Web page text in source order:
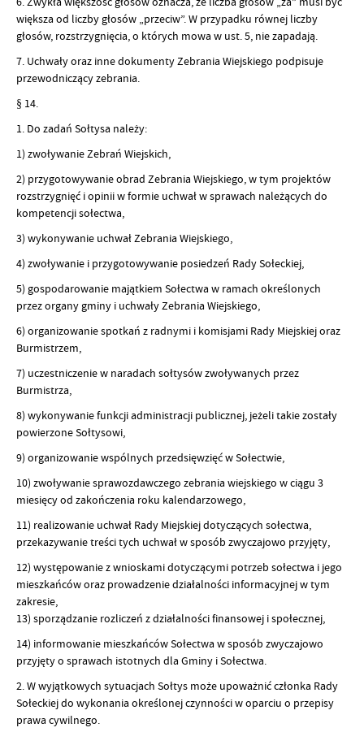
większa od liczby głosów „przeciw”. W przypadku równej liczby
głosów, rozstrzygnięcia, o których mowa w ust. 5, nie zapadają.
7. Uchwały oraz inne dokumenty Zebrania Wiejskiego podpisuje
przewodniczący zebrania.
§ 14.
1. Do zadań Sołtysa należy:
1) zwoływanie Zebrań Wiejskich,
2) przygotowywanie obrad Zebrania Wiejskiego, w tym projektów
rozstrzygnięć i opinii w formie uchwał w sprawach należących do
kompetencji sołectwa,
3) wykonywanie uchwał Zebrania Wiejskiego,
4) zwoływanie i przygotowywanie posiedzeń Rady Sołeckiej,
5) gospodarowanie majątkiem Sołectwa w ramach określonych
przez organy gminy i uchwały Zebrania Wiejskiego,
6) organizowanie spotkań z radnymi i komisjami Rady Miejskiej oraz
Burmistrzem,
7) uczestniczenie w naradach sołtysów zwoływanych przez
Burmistrza,
8) wykonywanie funkcji administracji publicznej, jeżeli takie zostały
powierzone Sołtysowi,
9) organizowanie wspólnych przedsięwzięć w Sołectwie,
10) zwoływanie sprawozdawczego zebrania wiejskiego w ciągu 3
miesięcy od zakończenia roku kalendarzowego,
11) realizowanie uchwał Rady Miejskiej dotyczących sołectwa,
przekazywanie treści tych uchwał w sposób zwyczajowo przyjęty,
12) występowanie z wnioskami dotyczącymi potrzeb sołectwa i jego
mieszkańców oraz prowadzenie działalności informacyjnej w tym
zakresie,
13) sporządzanie rozliczeń z działalności finansowej i społecznej,
14) informowanie mieszkańców Sołectwa w sposób zwyczajowo
przyjęty o sprawach istotnych dla Gminy i Sołectwa.
2. W wyjątkowych sytuacjach Sołtys może upoważnić członka Rady
Sołeckiej do wykonania określonej czynności w oparciu o przepisy
prawa cywilnego.